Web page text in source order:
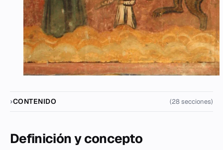
CONTENIDO (28 secciones)
Definición y concepto